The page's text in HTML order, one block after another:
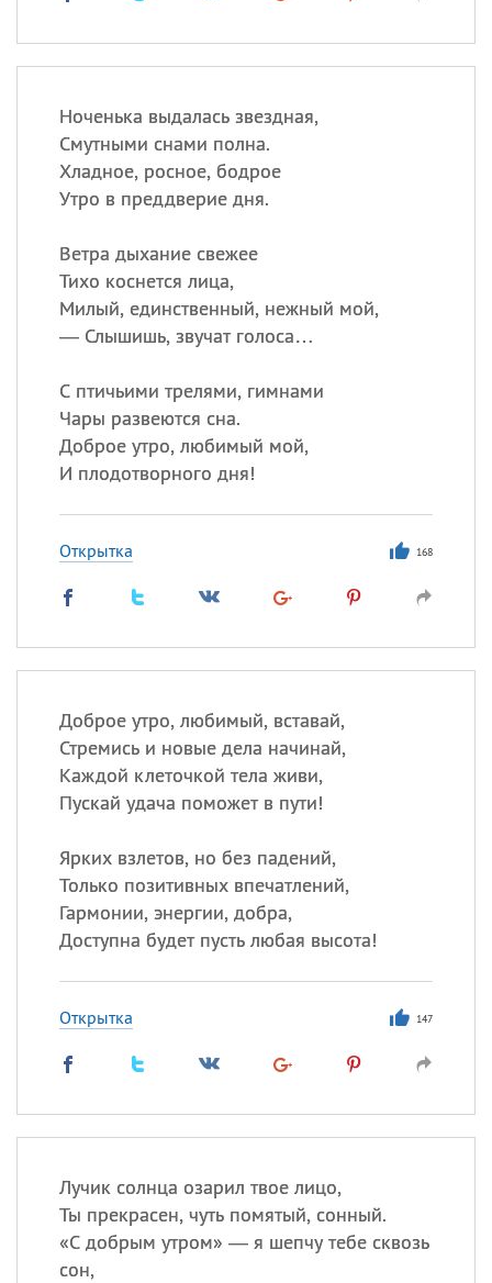
Ноченька выдалась звездная,
Смутными снами полна.
Хладное, росное, бодрое
Утро в преддверие дня.
Ветра дыхание свежее
Тихо коснется лица,
Милый, единственный, нежный мой,
— Слышишь, звучат голоса…
С птичьими трелями, гимнами
Чары развеются сна.
Доброе утро, любимый мой,
И плодотворного дня!
Открытка 168
Доброе утро, любимый, вставай,
Стремись и новые дела начинай,
Каждой клеточкой тела живи,
Пускай удача поможет в пути!
Ярких взлетов, но без падений,
Только позитивных впечатлений,
Гармонии, энергии, добра,
Доступна будет пусть любая высота!
Открытка 147
Лучик солнца озарил твое лицо,
Ты прекрасен, чуть помятый, сонный.
«С добрым утром» — я шепчу тебе сквозь
сон,